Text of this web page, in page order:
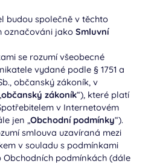
budou společně v těchto
označováni jako Smluvní
se rozumí všeobecné
vydané podle § 1751 a
občanský zákoník, v
občanský zákoník“), které platí
v Internetovém
jen „Obchodní podmínky“).
smlouva uzavíraná mezi
v souladu s podmínkami
podmínkách (dále